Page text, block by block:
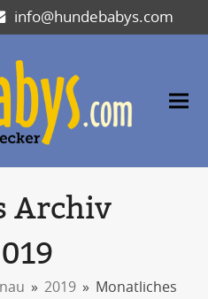
info@hundebabys.com
Archiv
» 2019 » Monatliches